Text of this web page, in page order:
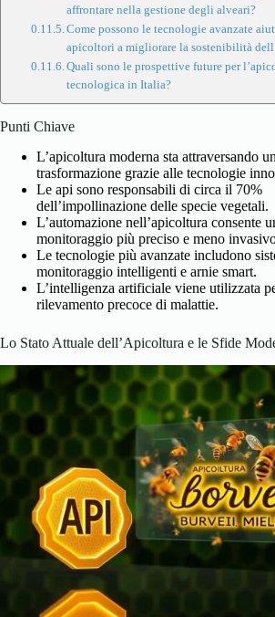
affrontare nella gestione degli alveari?
Come possono le tecnologie avanzate
apicoltori a migliorare la sostenibilità
Quali sono le prospettive future per
tecnologica in Italia?
Punti Chiave
L’apicoltura moderna sta attraversando
trasformazione grazie alle tecnologie
Le api sono responsabili di circa il 70%
dell’impollinazione delle specie vegetali.
L’automazione nell’apicoltura consente
monitoraggio più preciso e meno
Le tecnologie più avanzate includono
monitoraggio intelligenti e arnie smart.
L’intelligenza artificiale viene utilizzata
rilevamento precoce di malattie.
Lo Stato Attuale dell’Apicoltura e le Sfide